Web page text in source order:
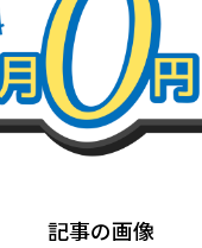
記事の画像